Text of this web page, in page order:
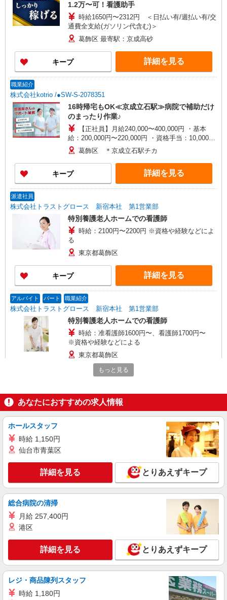
1.2万〜可！看護助手
時給1650円〜2312円 ＜日払い有/週払い有/交
通費全支給(ガソリン代含む)＞
葛飾区 最寄駅：京成高砂
キープ 詳細を見る
職業紹介
株式会社kotrio /●SW-S-2078351
16時帰宅もOK≪京成立石駅≫病院で補助だけ
のまったり作業♪
【正社員】月給240,000〜400,000円 ・基本
給：200,000円〜220,000円 ・資格手当：10,000〜
30,000円 ・役職手当：10,000〜70,000円 ・処遇改
善手当：20,000〜60,000円（勤続年数、保有資格
により変動） ・固定残業手当：20,000円（10時
間） ※固定残業時間を超過する場合には超過勤務
手当として別途支給 ・夜勤手当：10,000円/1回
歓迎 ・認知症介護基礎研修 ・初任者研修 ・実務
者研修 ・介護福祉士 など
葛飾区 ＊京成立石駅チカ
キープ 詳細を見る
派遣社員
株式会社トラストグロース 新宿本社 第1営業部
特別養護老人ホームでの看護師
時給：2100円〜2200円 ※資格や経験などによ
る
東京都葛飾区
キープ 詳細を見る
アルバイト パート 職業紹介
株式会社トラストグロース 新宿本社 第1営業部
特別養護老人ホームでの看護師
時給：准看護師1600円〜、看護師1700円〜
※資格や経験などによる
東京都葛飾区
職業紹介
株式会社kotrio /●SW-S-2078214
看護師さんのサポート担当＊未経験OK！きれ
時給1550円〜2312円 ＜交通費全支給(ガソリ
葛飾区｜最寄駅：亀有
キープ 詳細を見る
派遣社員
株式会社トラストグロース 新宿本社 第1営業部
時給：2150円〜2300円 ※資格や経験などに
東京都葛飾区
キープ 詳細を見る
もっと見る
あなたにおすすめの求人情報
ホールスタッフ
時給 1,150円
仙台市青葉区
詳細を見る とりあえずキープ
総合病院の清掃
月給 257,400円
港区
詳細を見る とりあえずキープ
レジ・商品陳列スタッフ
時給 1,180円